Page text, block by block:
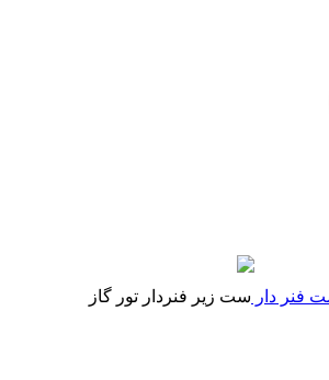
فنر دار ست زیر فنردار تور گاز